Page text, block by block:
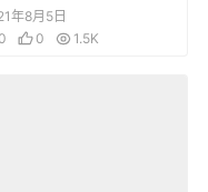
of Agarest
✝ Heroines
年8月5日
0 1.5K